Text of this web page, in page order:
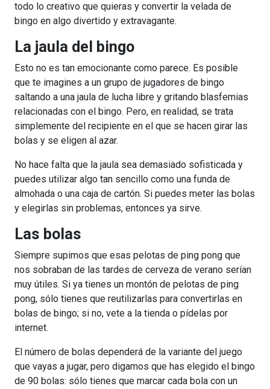
todo lo creativo que quieras y convertir la velada de
bingo en algo divertido y extravagante.
La jaula del bingo
Esto no es tan emocionante como parece. Es posible
que te imagines a un grupo de jugadores de bingo
saltando a una jaula de lucha libre y gritando blasfemias
relacionadas con el bingo. Pero, en realidad, se trata
simplemente del recipiente en el que se hacen girar las
bolas y se eligen al azar.
No hace falta que la jaula sea demasiado sofisticada y
puedes utilizar algo tan sencillo como una funda de
almohada o una caja de cartón. Si puedes meter las bolas
y elegirlas sin problemas, entonces ya sirve.
Las bolas
Siempre supimos que esas pelotas de ping pong que
nos sobraban de las tardes de cerveza de verano serían
muy útiles. Si ya tienes un montón de pelotas de ping
pong, sólo tienes que reutilizarlas para convertirlas en
bolas de bingo; si no, vete a la tienda o pídelas por
internet.
El número de bolas dependerá de la variante del juego
que vayas a jugar, pero digamos que has elegido el bingo
de 90 bolas: sólo tienes que marcar cada bola con un